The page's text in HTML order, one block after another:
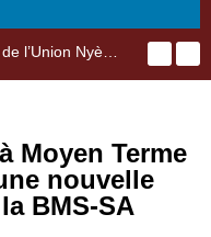
29ème Assemblée Générale Ordinaire de l’Union Nyèsigiso : L’encours total des dépôts des membres passé de 18 milliards en 2024 à 21 milliards en 2025
Moyen Terme
nouvelle
BMS-SA